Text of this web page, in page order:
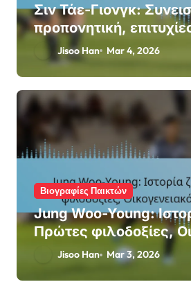
Σιν Τάε-Γιονγκ:
προπονητική,
εθνικής ομάδας,
Παγκόσμιο Κύπελλο
Jisoo Han Mar 4, 2026
Βιογραφίες Παικτών
Jung Woo-Young:
Πρώτες φιλοδοξίες,
υπόβαθρο
Jisoo Han Mar 3, 2026